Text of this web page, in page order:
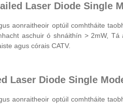
Laser Diode Single
aonraitheoir optúil comhtháite
aschuir ó shnáithín > 2mW,
agus córais CATV.
Laser Diode Single
aonraitheoir optúil comhtháite